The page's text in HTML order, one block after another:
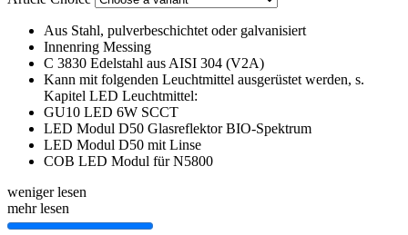
Aus Stahl, pulverbeschichtet oder galvanisiert
Innenring Messing
C 3830 Edelstahl aus AISI 304 (V2A)
Kann mit folgenden Leuchtmittel ausgerüstet werden, s.
Kapitel LED Leuchtmittel:
GU10 LED 6W SCCT
LED Modul D50 Glasreflektor BIO-Spektrum
LED Modul D50 mit Linse
COB LED Modul für N5800
weniger lesen
mehr lesen